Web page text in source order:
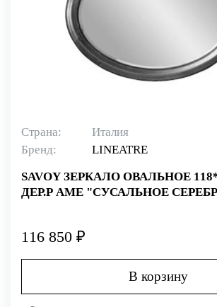
Страна:
Италия
Бренд:
LINEATRE
SAVOY ЗЕРКАЛО ОВАЛЬНОЕ
ДЕР.Р АМЕ "СУСАЛЬНОЕ
116 850 ₽
В корзину